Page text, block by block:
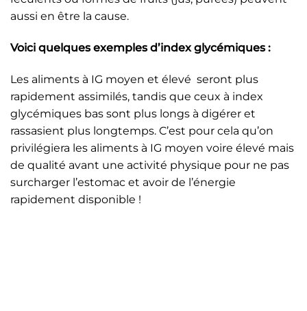
aussi en être la cause.
Voici quelques exemples d’index glycémiques :
Les aliments à IG moyen et élevé seront plus
rapidement assimilés, tandis que ceux à index
glycémiques bas sont plus longs à digérer et
rassasient plus longtemps. C’est pour cela qu’on
privilégiera les aliments à IG moyen voire élevé mais
de qualité avant une activité physique pour ne pas
surcharger l’estomac et avoir de l’énergie
rapidement disponible !